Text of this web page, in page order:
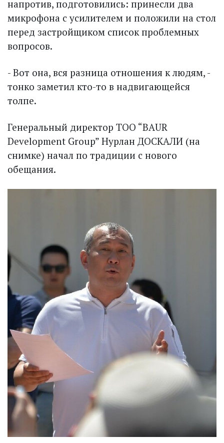
напротив, подготовились: принесли два
микрофона с усилителем и положили на стол
перед застройщиком список проблемных
вопросов.
- Вот она, вся разница отношения к людям, -
тонко заметил кто-то в надвигающейся
толпе.
Генеральный директор ТОО “BAUR
Development Group” Нурлан ДОСКАЛИ (на
снимке) начал по традиции с нового
обещания.